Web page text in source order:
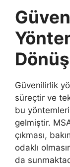
Güvenilirlik
süreçtir ve
bu
gelmiştir.
çıkması,
odaklı
da